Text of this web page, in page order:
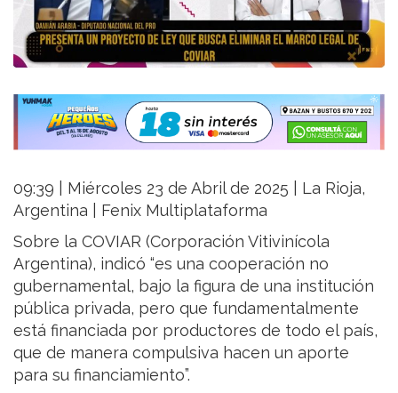
09:39 | Miércoles 23 de Abril de 2025 | La Rioja,
Argentina | Fenix Multiplataforma
Sobre la COVIAR (Corporación Vitivinícola
Argentina), indicó “es una cooperación no
gubernamental, bajo la figura de una institución
pública privada, pero que fundamentalmente
está financiada por productores de todo el país,
que de manera compulsiva hacen un aporte
para su financiamiento”.